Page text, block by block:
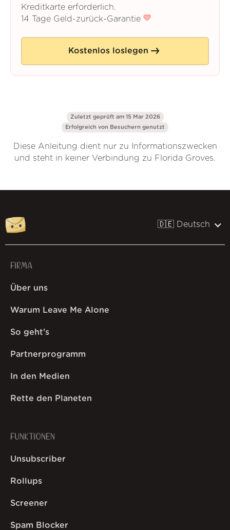
Kreditkarte erforderlich.
14 Tage Geld-zurück-Garantie
Kostenlos loslegen
Zuletzt geprüft am 15 Mar 2026
Erfolgreich von Besuchern genutzt
Diese Anleitung dient nur zu Informationszwecken
und steht in keiner Verbindung zu Florida Groves.
🇩🇪 Deutsch
FIRMA
Über uns
Warum Leave Me Alone
So geht's
Partnerprogramm
In den Medien
Rette den Planeten
FUNKTIONEN
Unsubscriber
Rollups
Screener
Spam Blocker